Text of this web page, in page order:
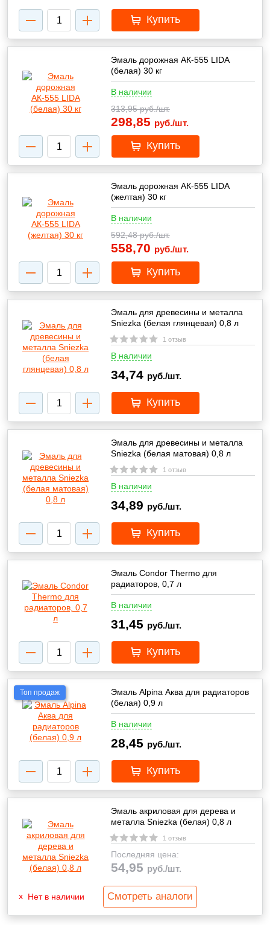
Купить
Эмаль дорожная АК-555 LIDA
(белая) 30 кг
В наличии
313,95руб./шт.
298,85 руб./шт.
Купить
Эмаль дорожная АК-555 LIDA
(желтая) 30 кг
В наличии
592,48руб./шт.
558,70 руб./шт.
Купить
Эмаль для древесины и металла
Sniezka (белая глянцевая) 0,8 л
1 отзыв
В наличии
34,74 руб./шт.
Купить
Эмаль для древесины и металла
Sniezka (белая матовая) 0,8 л
1 отзыв
В наличии
34,89 руб./шт.
Купить
Эмаль Condor Thermo для
радиаторов, 0,7 л
В наличии
31,45 руб./шт.
Купить
Топ продаж
Эмаль Alpina Аква для радиаторов
(белая) 0,9 л
В наличии
28,45 руб./шт.
Купить
Эмаль акриловая для дерева и
металла Sniezka (белая) 0,8 л
1 отзыв
Последняя цена:
54,95 руб./шт.
Нет в наличии Смотреть аналоги